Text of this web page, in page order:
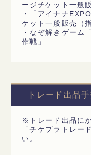
ージチケット一般
・「アイナナ
ケット一般販売（
・なぞ解きゲーム
作戦」
トレード出品
※トレード出品に
「チケプラトレー
い。